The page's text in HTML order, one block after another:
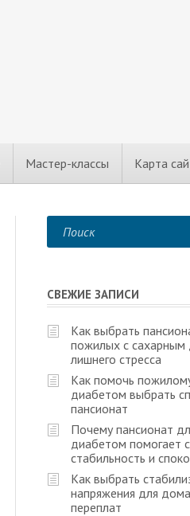
Мастер-классы Карта
СВЕЖИЕ ЗАПИСИ
Как выбрать
пожилых с сахарным
лишнего стресса
Как помочь
диабетом выбрать
пансионат
Почему пансионат
диабетом помогает
стабильность и
Как выбрать
напряжения для
переплат